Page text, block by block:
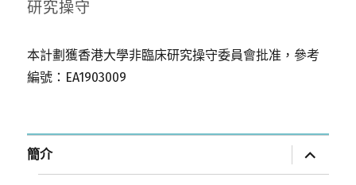
研究操守
本計劃獲香港大學非臨床研究操守委員會批准，參考
編號：EA1903009
簡介
開
子